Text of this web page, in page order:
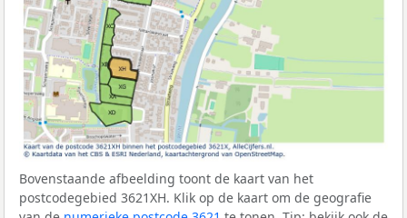
Bovenstaande afbeelding toont de kaart van het
postcodegebied 3621XH. Klik op de kaart om de geografie